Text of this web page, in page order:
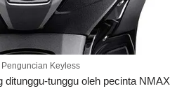
Penguncian Keyless
ditunggu-tunggu oleh pecinta NMAX